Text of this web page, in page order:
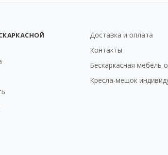
Доставка и оплата
Контакты
Бескаркасная мебель
Кресла-мешок